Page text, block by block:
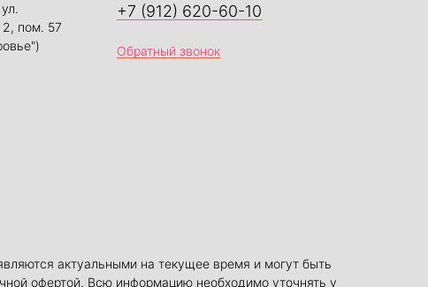
пом. 57
+7 (912) 620-60-10
Обратный звонок
актуальными на текущее время и могут быть
офертой. Всю информацию необходимо уточнять у